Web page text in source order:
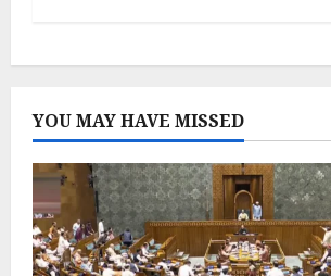
YOU MAY HAVE MISSED